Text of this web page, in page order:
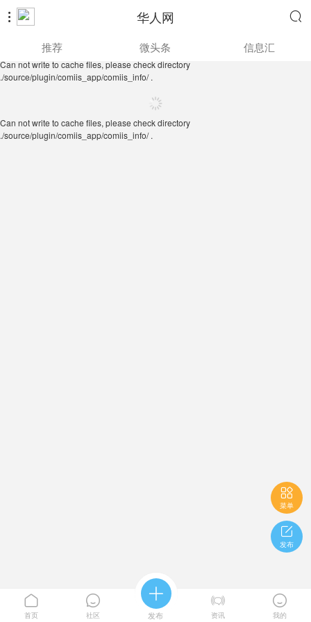
 华人网 
./source/plugin/comiis_app/comiis_info/ .
推荐 微头条 信息汇
Can not write to cache files, please check directory
./source/plugin/comiis_app/comiis_info/ .

菜单

发布

首页

社区

发布

资讯

我的
Can not write to cache files, please check directory
./source/plugin/comiis_app/comiis_info/ .